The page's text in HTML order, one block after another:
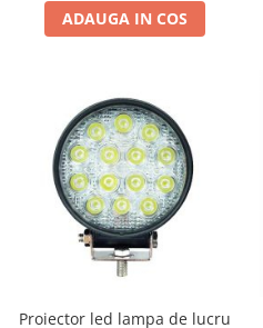
ADAUGA IN COS
Proiector led lampa de lucru